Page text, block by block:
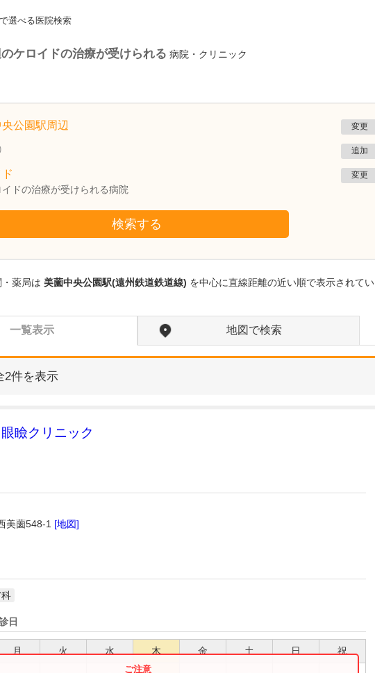
選べる医院検索
ケロイドの治療が受けられる 病院・クリニック
公園駅周辺 変更
追加
ドの治療が受けられる病院
変更
検索する
薬局は 美薗中央公園駅(遠州鉄道鉄道線) を中心に直線距離の近い順で表示されてい
一覧表示 地図で検索
2件を表示
瞼クリニック
美薗548-1 [地図]
日
月 火 水 木 金 土 日 祝
富士 足・心臓血管クリニック
花田 明香院長取材記事
れているそうですね。
はい。足のトラブルは、
靴が原因となっているこ
とが少なくありません。